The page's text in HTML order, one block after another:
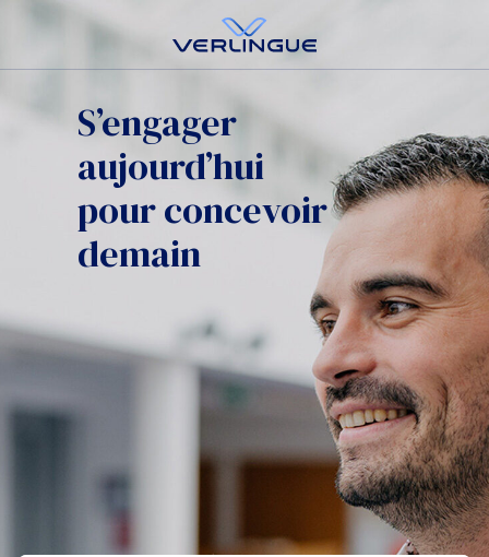
S’engager
aujourd’hui
pour concevoir
demain